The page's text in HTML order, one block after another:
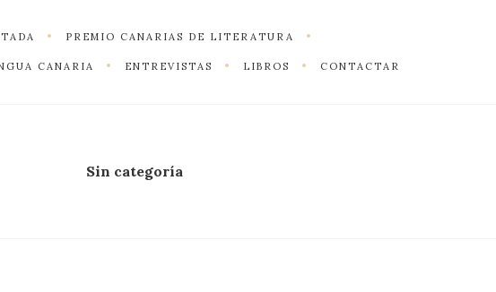
PREMIO CANARIAS DE LITERATURA
CANARIA ENTREVISTAS LIBROS CONTACTAR
Sin categoría